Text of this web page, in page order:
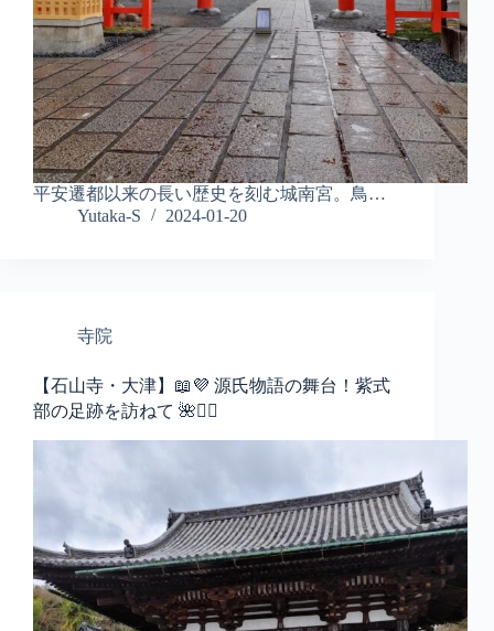
平安遷都以来の長い歴史を刻む城南宮。鳥…
Yutaka-S
2024-01-20
寺院
【石山寺・大津】📖💜 源氏物語の舞台！紫式
部の足跡を訪ねて 🌺🚶‍♀️